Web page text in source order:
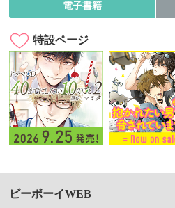
電子書籍
特設ページ
ビーボーイWEB